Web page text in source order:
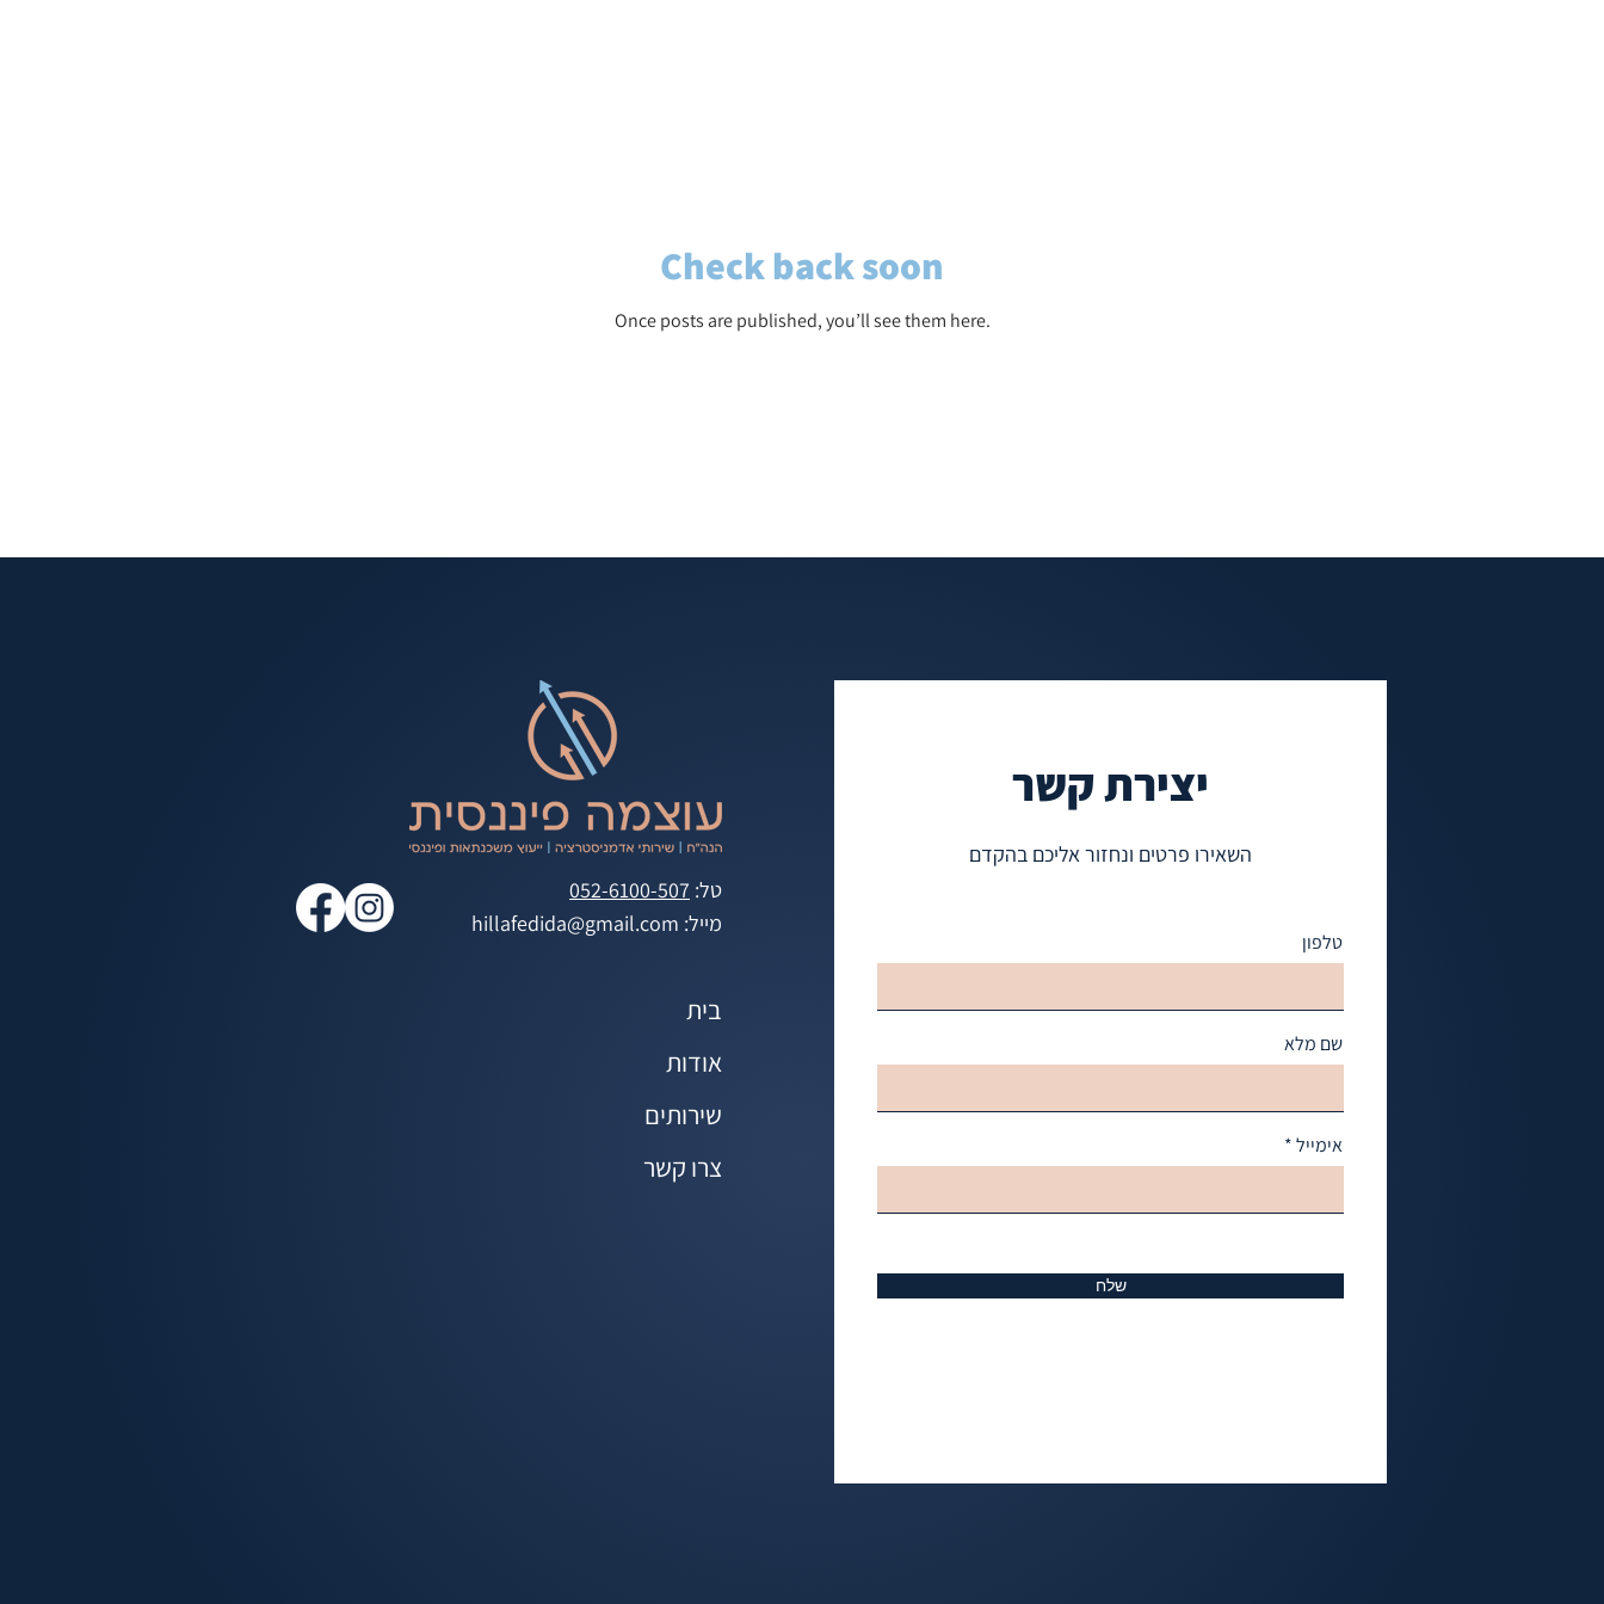
Check back soon
Once posts are published, you’ll see them here.
טל: 052-6100-507
מייל: hillafedida@gmail.com
בית
אודות
שירותים
צרו קשר
יצירת קשר
השאירו פרטים ונחזור אליכם בהקדם
טלפון
שם מלא
אימייל
שלח